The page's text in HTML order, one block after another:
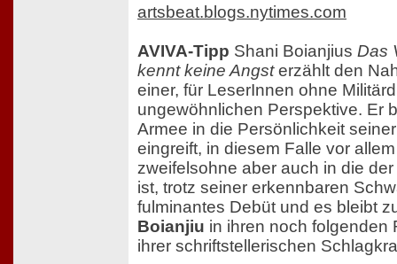
artsbeat.blogs.nytimes.com
AVIVA-Tipp Shani Boianjius Das
kennt keine Angsterzählt den
einer, für LeserInnen ohne
ungewöhnlichen Perspektive. Er
Armee in die Persönlichkeit
eingreift, in diesem Falle vor
zweifelsohne aber auch in die
ist, trotz seiner erkennbaren
fulminantes Debüt und es bleibt
Boianjiu in ihren noch folgenden
ihrer schriftstellerischen